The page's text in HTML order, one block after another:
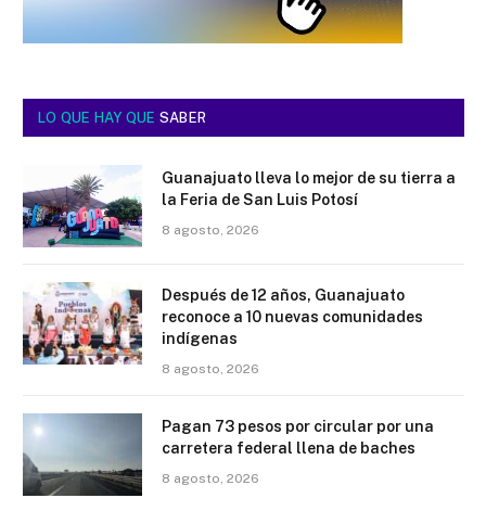
LO QUE HAY QUE SABER
Guanajuato lleva lo mejor de su tierra a
la Feria de San Luis Potosí
8 agosto, 2026
Después de 12 años, Guanajuato
reconoce a 10 nuevas comunidades
indígenas
8 agosto, 2026
Pagan 73 pesos por circular por una
carretera federal llena de baches
8 agosto, 2026